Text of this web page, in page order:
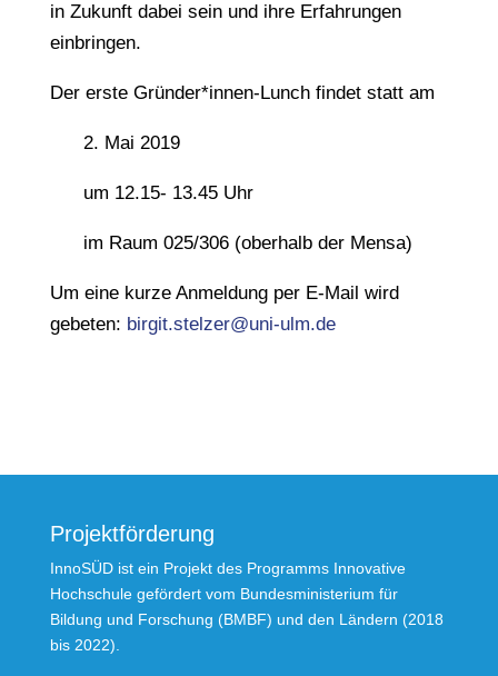
in Zukunft dabei sein und ihre Erfahrungen
einbringen.
Der erste Gründer*innen-Lunch findet statt am
2. Mai 2019
um 12.15- 13.45 Uhr
im Raum 025/306 (oberhalb der Mensa)
Um eine kurze Anmeldung per E-Mail wird
gebeten: birgit.stelzer@uni-ulm.de
Projektförderung
InnoSÜD ist ein Projekt des Programms Innovative
Hochschule gefördert vom Bundesministerium für
Bildung und Forschung (BMBF) und den Ländern (2018
bis 2022).